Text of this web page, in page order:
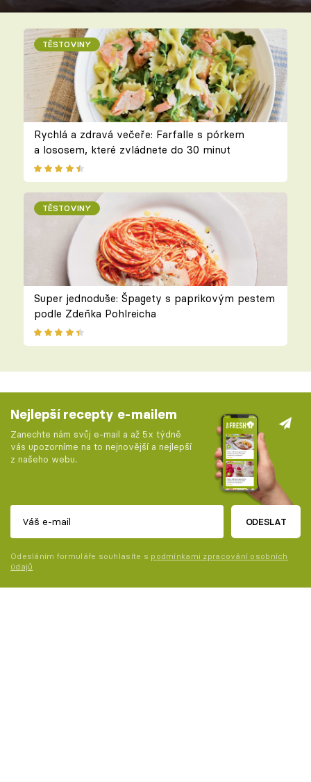
TĚSTOVINY
Rychlá a zdravá večeře: Farfalle s pórkem
a lososem, které zvládnete do 30 minut
TĚSTOVINY
Super jednoduše: Špagety s paprikovým pestem
podle Zdeňka Pohlreicha
Nejlepší recepty e-mailem
Zanechte nám svůj e-mail a až 5x týdně
vás upozorníme na to nejnovější a nejlepší
z našeho webu.
ODESLAT
Odesláním formuláře souhlasíte s podmínkami zpracování osobních
údajů